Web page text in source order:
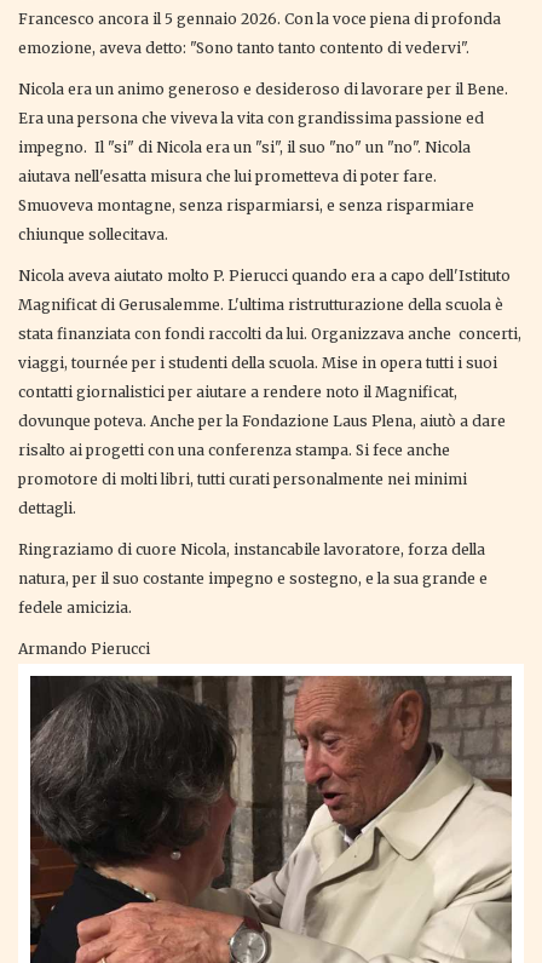
Francesco ancora il 5 gennaio 2026. Con la voce piena di profonda
emozione, aveva detto: "Sono tanto tanto contento di vedervi".
Nicola era un animo generoso e desideroso di lavorare per il Bene.
Era una persona che viveva la vita con grandissima passione ed
impegno. Il "si" di Nicola era un "si", il suo "no" un "no". Nicola
aiutava nell'esatta misura che lui prometteva di poter fare.
Smuoveva montagne, senza risparmiarsi, e senza risparmiare
chiunque sollecitava.
Nicola aveva aiutato molto P. Pierucci quando era a capo dell'Istituto
Magnificat di Gerusalemme. L'ultima ristrutturazione della scuola è
stata finanziata con fondi raccolti da lui. Organizzava anche concerti,
viaggi, tournée per i studenti della scuola. Mise in opera tutti i suoi
contatti giornalistici per aiutare a rendere noto il Magnificat,
dovunque poteva. Anche per la Fondazione Laus Plena, aiutò a dare
risalto ai progetti con una conferenza stampa. Si fece anche
promotore di molti libri, tutti curati personalmente nei minimi
dettagli.
Ringraziamo di cuore Nicola, instancabile lavoratore, forza della
natura, per il suo costante impegno e sostegno, e la sua grande e
fedele amicizia.
Armando Pierucci